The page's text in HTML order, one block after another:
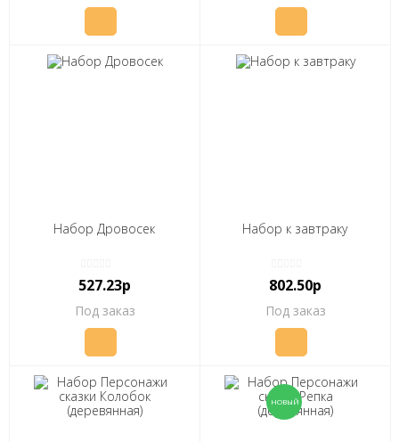
Набор Дровосек
527.23р
Под заказ
Набор к завтраку
802.50р
Под заказ